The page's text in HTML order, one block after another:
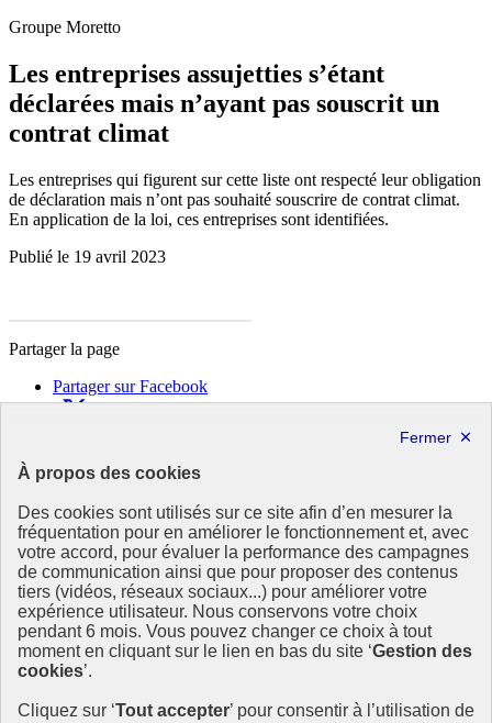
Groupe Moretto
Les entreprises assujetties s’étant
déclarées mais n’ayant pas souscrit un
contrat climat
Les entreprises qui figurent sur cette liste ont respecté leur obligation
de déclaration mais n’ont pas souhaité souscrire de contrat climat.
En application de la loi, ces entreprises sont identifiées.
Publié le 19 avril 2023
Partager la page
Partager sur Facebook
Copier dans le presse-papier
République
Française
Le portail est conçu pour être le point d'accès national à la
déclaration et au dépôt des contrats climat communications
commerciales et transition écologique. Il s'agit d'un site
gouvernemental, produit par le Commissariat général au
développement durable (CGDD), direction du ministère de la
À propos des cookies
Des cookies sont utilisés sur ce site afin d’en mesurer la
fréquentation pour en améliorer le fonctionnement et, avec
votre accord, pour évaluer la performance des campagnes
de communication ainsi que pour proposer des contenus
tiers (vidéos, réseaux sociaux...) pour améliorer votre
expérience utilisateur. Nous conservons votre choix
pendant 6 mois. Vous pouvez changer ce choix à tout
moment en cliquant sur le lien en bas du site ‘Gestion des
cookies’.
Cliquez sur ‘Tout accepter’ pour consentir à l’utilisation de